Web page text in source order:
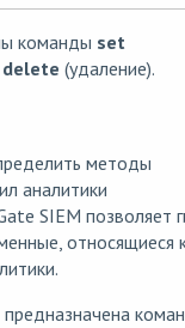
команды set
delete (удаление).
методы
аналитики
SIEM позволяет
относящиеся
предназначена